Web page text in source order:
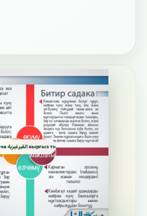
Кыргызча القيرغيزية кыргыз тили Kyrgyz